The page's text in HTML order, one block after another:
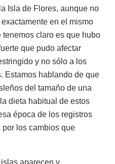
Isla de Flores, aunque no
en el mismo
claro es que hubo
que pudo afectar
y no sólo a los
Estamos hablando de que
del tamaño de una
dieta habitual de estos
época de los registros
los cambios que
aparecen y